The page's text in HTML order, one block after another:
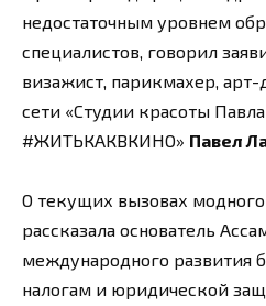
недостаточным уровнем
специалистов, говорил
визажист, парикмахер,
сети «Студии красоты
#ЖИТЬКАКВКИНО» Павел
О текущих вызовах
рассказала основатель
международного развития
налогам и юридической